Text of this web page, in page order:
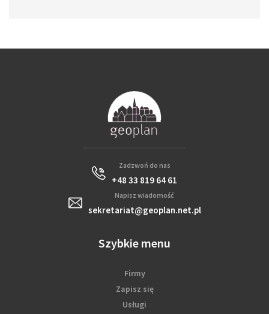
Zadzwoń do nas
+48 33 819 64 61
Napisz wiadomość
sekretariat@geoplan.net.pl
Szybkie menu
Firmy
Zapisz się
Usługi